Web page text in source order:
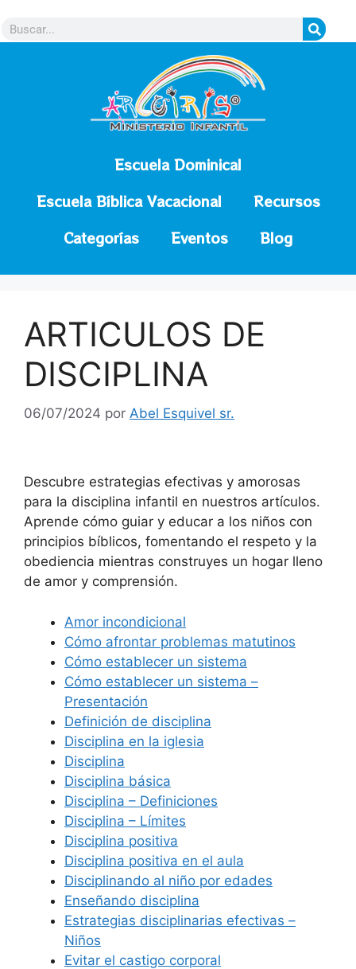
Escuela Dominical
Escuela Bíblica Vacacional
Recursos
Categorías
Eventos Blog
ARTICULOS DE
DISCIPLINA
06/07/2024 por Abel Esquivel sr.
Descubre estrategias efectivas y amorosas
para la disciplina infantil en nuestros artículos.
Aprende cómo guiar y educar a los niños con
principios bíblicos, fomentando el respeto y la
obediencia mientras construyes un hogar lleno
de amor y comprensión.
Amor incondicional
Cómo afrontar problemas matutinos
Cómo establecer un sistema
Cómo establecer un sistema –
Presentación
Definición de disciplina
Disciplina en la iglesia
Disciplina
Disciplina básica
Disciplina – Definiciones
Disciplina – Límites
Disciplina positiva
Disciplina positiva en el aula
Disciplinando al niño por edades
Enseñando disciplina
Estrategias disciplinarias efectivas –
Niños
Evitar el castigo corporal